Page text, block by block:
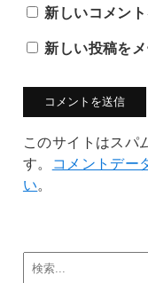
新しいコメン
新しい投稿を
このサイトはスパ
す。 コメントデー
い。